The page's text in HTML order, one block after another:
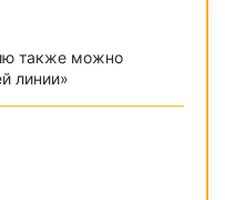
также можно
линии»